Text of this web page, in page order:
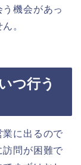
機会があっ
。
つ行う
に出るので
問が困難で